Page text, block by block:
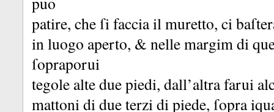
patire, che ſi faccia il muretto, ci
in luogo aperto, & nelle margim di
ſopraporui
tegole alte due piedi, dall’altra farui
mattoni di due terzi di piede, ſopra